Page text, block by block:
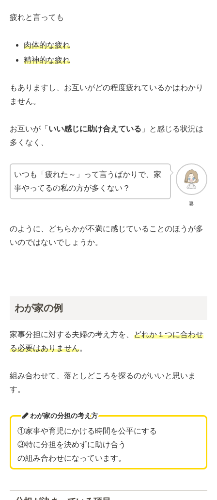
疲れと言っても
肉体的な疲れ
精神的な疲れ
もありますし、お互いがどの程度疲れているかはわかり
ません。
お互いが「 いい感じに助け合えている 」と感じる状況は
多くなく、
妻
いつも「疲れた～」って言うばかりで、家
事やってるの私の方が多くない？
のように、どちらかが不満に感じていることのほうが多
いのではないでしょうか。
わが家の例
家事分担に対する夫婦の考え方を、 どれか１つに合わせ
る必要はありません。
組み合わせて、落としどころを探るのがいいと思いま
す。
わが家の分担の考え方
①家事や育児にかける時間を公平にする
③特に分担を決めずに助け合う
の組み合わせになっています。